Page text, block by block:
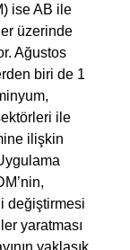
ise AB ile
üzerinde
Ağustos
biri de 1
ile
ilişkin
değiştirmesi
yaratması
yaklaşık